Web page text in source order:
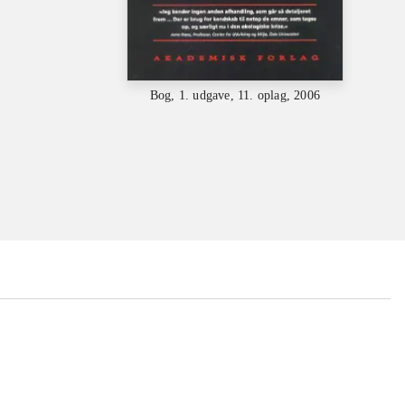
Bog, 1. udgave, 11. oplag, 2006